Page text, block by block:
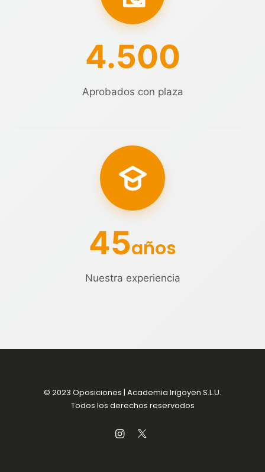
4.500
Aprobados con plaza
45años
Nuestra experiencia
© 2023 Oposiciones | Academia Irigoyen S.L.U.
Todos los derechos reservados